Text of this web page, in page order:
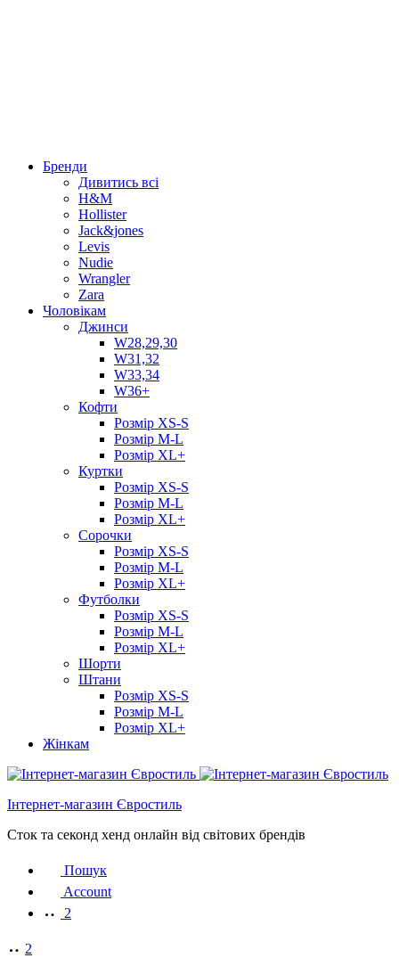
Бренди
Дивитись всі
H&M
Hollister
Jack&jones
Levis
Nudie
Wrangler
Zara
Чоловікам
Джинси
W28,29,30
W31,32
W33,34
W36+
Кофти
Розмір XS-S
Розмір M-L
Розмір XL+
Куртки
Розмір XS-S
Розмір M-L
Розмір XL+
Сорочки
Розмір XS-S
Розмір M-L
Розмір XL+
Футболки
Розмір XS-S
Розмір M-L
Розмір XL+
Шорти
Штани
Розмір XS-S
Розмір M-L
Розмір XL+
Жінкам
Інтернет-магазин Євростиль
Сток та секонд хенд онлайн від світових брендів
Пошук
Account
2
2